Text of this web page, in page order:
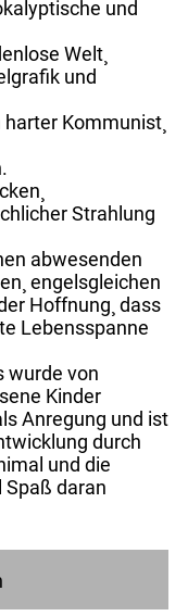
und
Welt¸
und
Kommunist¸
Strahlung
abwesenden
engelsgleichen
Hoffnung¸ dass
Lebensspanne
wurde von
Kinder
Anregung und ist
durch
und die
Spaß daran